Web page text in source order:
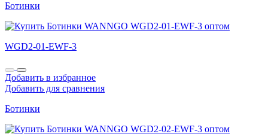
Ботинки
WGD2-01-EWF-3
Добавить в избранное
Добавить для сравнения
Ботинки